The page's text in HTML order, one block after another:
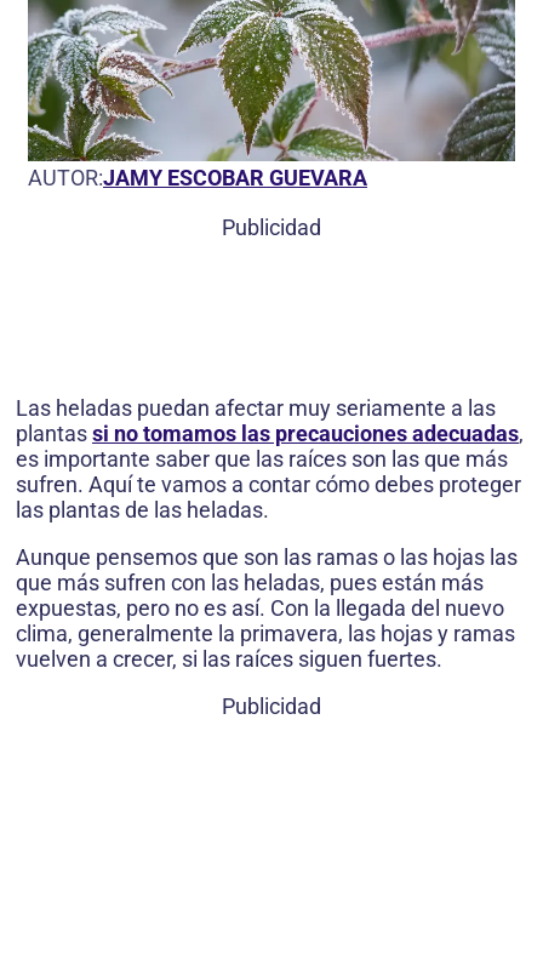
AUTOR:JAMY ESCOBAR GUEVARA
Publicidad
Las heladas puedan afectar muy seriamente a las
plantassi no tomamos las precauciones adecuadas,
es importante saber que las raíces son las que más
sufren. Aquí te vamos a contar cómo debes proteger
las plantas de las heladas.
Aunque pensemos que son las ramas o las hojas las
que más sufren con las heladas, pues están más
expuestas, pero no es así. Con la llegada del nuevo
clima, generalmente la primavera, las hojas y ramas
vuelven a crecer, si las raíces siguen fuertes.
Publicidad